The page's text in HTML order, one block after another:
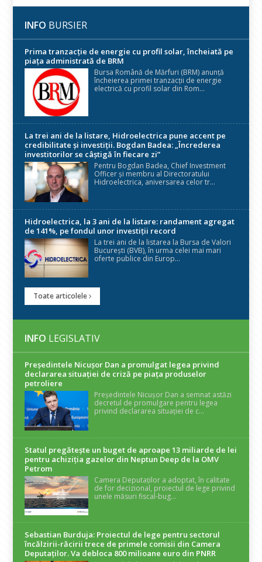
INFO BURSIER
Prima tranzacție de energie cu profil solar, încheiată pe
piața administrată de BRM
Bursa Română de Mărfuri (BRM) anunță
încheierea primei tranzacții de energie
electrică cu profil solar din Rom...
La trei ani de la listare, Hidroelectrica pune accent pe
credibilitate și investiții. Bogdan Badea: „Încrederea
investitorilor se câștigă în fiecare zi”
Pentru Bogdan Badea, Chief Investment
Officer și membru al Directoratului
Hidroelectrica, aniversarea celor tr...
Hidroelectrica, la 3 ani de la listare: randament agregat
de 141%, pe fondul unor investiții record
La trei ani de la listarea la Bursa de Valori
București (BVB), în urma celei mai mari
oferte publice din Europ...
Toate articolele
INFO LEGISLATIV
Președintele Nicuşor Dan a promulgat legea privind
declararea situaţiei de criză pe piaţa produselor
petroliere
Președintele Nicușor Dan a semnat astăzi
decretul de promulgare pentru legea
privind declararea situației de c...
Statul pregătește un buget de aproape 13 miliarde de lei
pentru achiziția gazelor din Neptun Deep de la OMV
Petrom
Camera Deputaților a adoptat, în calitate
de for decizional, proiectul de lege privind
unele măsuri fiscal-bug...
Sebastian Burduja: Proiectul de lege pentru sectorul
încălzirii-răcirii trece de primele comisii din Camera
Deputaților. Va debloca 800 milioane euro din PNRR